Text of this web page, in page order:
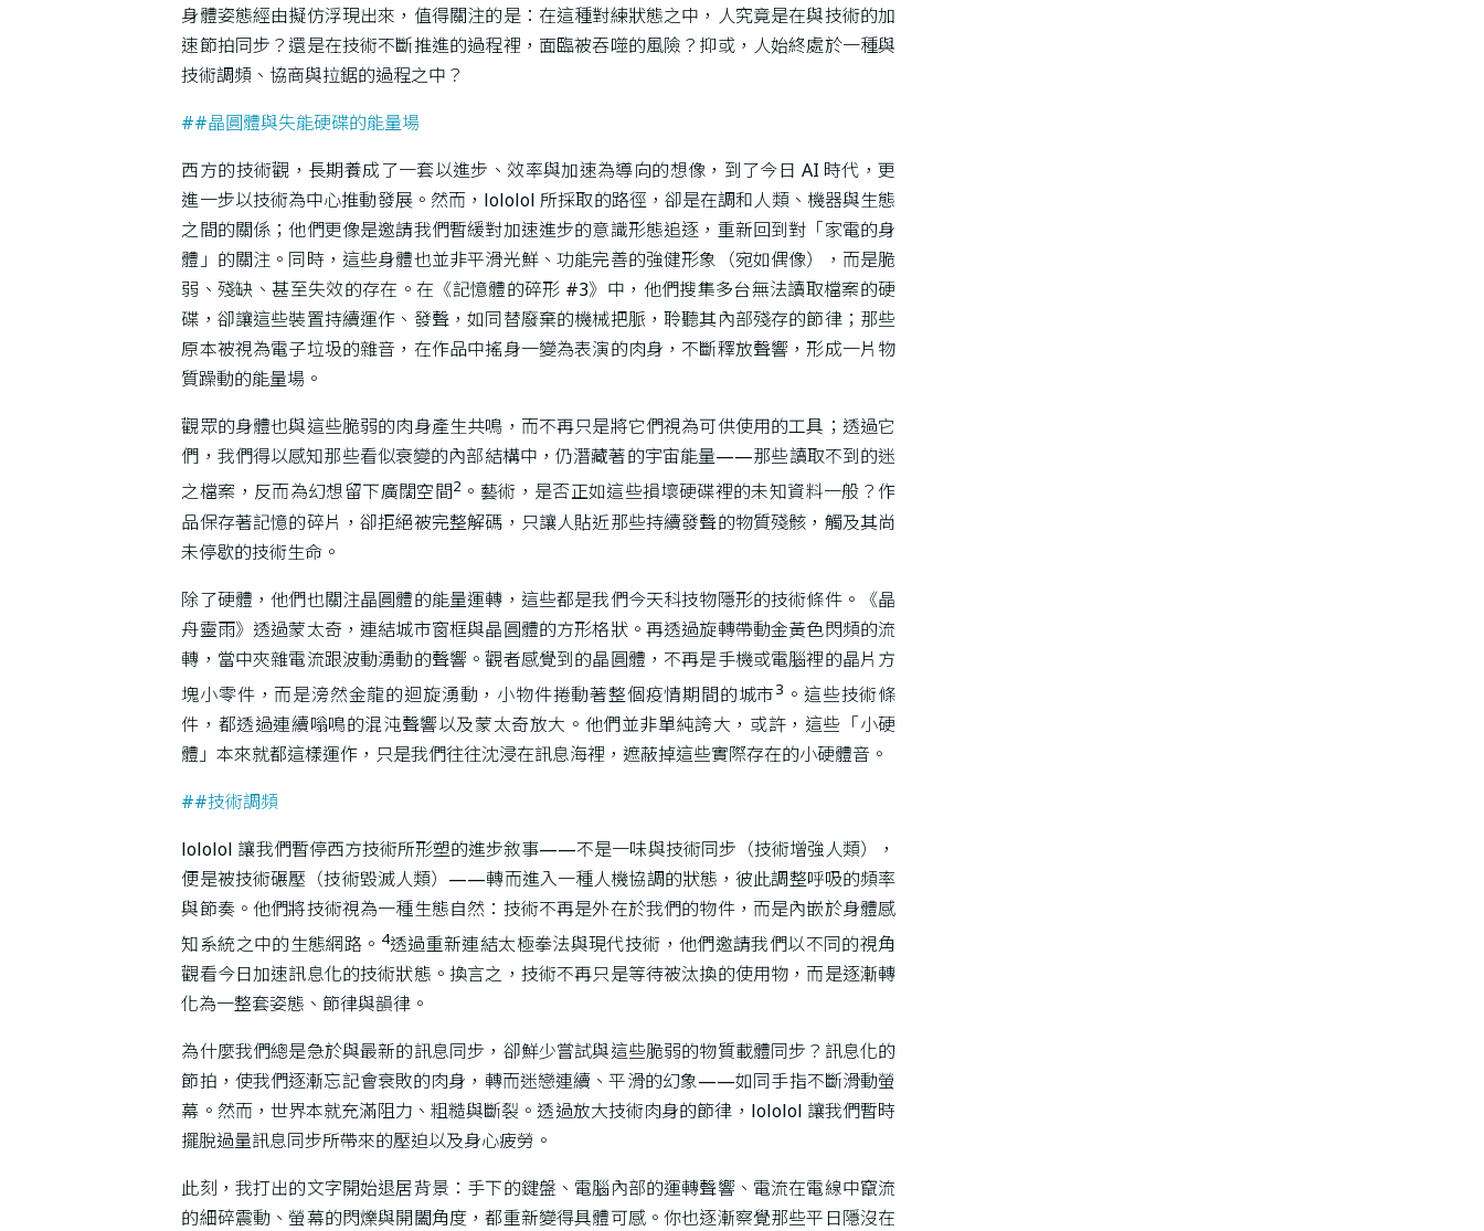
身體姿態經由擬仿浮現出來，值得關注的是：在這種對練狀態之中，人究竟是在與技術的加
速節拍同步？還是在技術不斷推進的過程裡，面臨被吞噬的風險？抑或，人始終處於一種與
技術調頻、協商與拉鋸的過程之中？
##晶圓體與失能硬碟的能量場
西方的技術觀，長期養成了一套以進步、效率與加速為導向的想像，到了今日 AI 時代，更
進一步以技術為中心推動發展。然而，lololol 所採取的路徑，卻是在調和人類、機器與生態
之間的關係；他們更像是邀請我們暫緩對加速進步的意識形態追逐，重新回到對「家電的身
體」的關注。同時，這些身體也並非平滑光鮮、功能完善的強健形象（宛如偶像），而是脆
弱、殘缺、甚至失效的存在。在《記憶體的碎形 #3》中，他們搜集多台無法讀取檔案的硬
碟，卻讓這些裝置持續運作、發聲，如同替廢棄的機械把脈，聆聽其內部殘存的節律；那些
原本被視為電子垃圾的雜音，在作品中搖身一變為表演的肉身，不斷釋放聲響，形成一片物
質躁動的能量場。
觀眾的身體也與這些脆弱的肉身產生共鳴，而不再只是將它們視為可供使用的工具；透過它
們，我們得以感知那些看似衰變的內部結構中，仍潛藏著的宇宙能量——那些讀取不到的迷
之檔案，反而為幻想留下廣闊空間2 。藝術，是否正如這些損壞硬碟裡的未知資料一般？作
品保存著記憶的碎片，卻拒絕被完整解碼，只讓人貼近那些持續發聲的物質殘骸，觸及其尚
未停歇的技術生命。
除了硬體，他們也關注晶圓體的能量運轉，這些都是我們今天科技物隱形的技術條件。《晶
舟靈雨》透過蒙太奇，連結城市窗框與晶圓體的方形格狀。再透過旋轉帶動金黃色閃頻的流
轉，當中夾雜電流跟波動湧動的聲響。觀者感覺到的晶圓體，不再是手機或電腦裡的晶片方
塊小零件，而是滂然金龍的迴旋湧動，小物件捲動著整個疫情期間的城市3 。這些技術條
件，都透過連續嗡鳴的混沌聲響以及蒙太奇放大。他們並非單純誇大，或許，這些「小硬
體」本來就都這樣運作，只是我們往往沈浸在訊息海裡，遮蔽掉這些實際存在的小硬體音。
##技術調頻
lololol 讓我們暫停西方技術所形塑的進步敘事——不是一味與技術同步（技術增強人類），
便是被技術碾壓（技術毀滅人類）——轉而進入一種人機協調的狀態，彼此調整呼吸的頻率
與節奏。他們將技術視為一種生態自然：技術不再是外在於我們的物件，而是內嵌於身體感
知系統之中的生態網路。 4透過重新連結太極拳法與現代技術，他們邀請我們以不同的視角
觀看今日加速訊息化的技術狀態。換言之，技術不再只是等待被汰換的使用物，而是逐漸轉
化為一整套姿態、節律與韻律。
為什麼我們總是急於與最新的訊息同步，卻鮮少嘗試與這些脆弱的物質載體同步？訊息化的
節拍，使我們逐漸忘記會衰敗的肉身，轉而迷戀連續、平滑的幻象——如同手指不斷滑動螢
幕。然而，世界本就充滿阻力、粗糙與斷裂。透過放大技術肉身的節律，lololol 讓我們暫時
擺脫過量訊息同步所帶來的壓迫以及身心疲勞。
此刻，我打出的文字開始退居背景：手下的鍵盤、電腦內部的運轉聲響、電流在電線中竄流
的細碎震動、螢幕的閃爍與開闔角度，都重新變得具體可感。你也逐漸察覺那些平日隱沒在